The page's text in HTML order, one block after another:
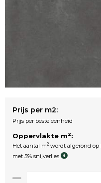
Prijs per m2:
Prijs per besteleenheid
Oppervlakte m2:
Het aantal m2 wordt afgerond op
met 5% snijverlies